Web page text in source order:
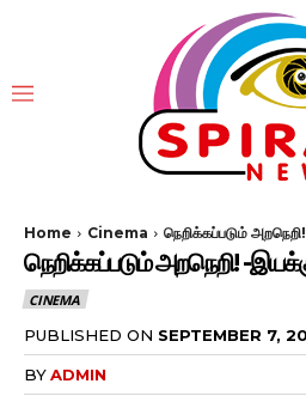
Home Cinema நெறிக்கப்படும்
நெறிக்கப்படும் அறநெறி! -
CINEMA
PUBLISHED ON SEPTEMBER 7,
BYADMIN